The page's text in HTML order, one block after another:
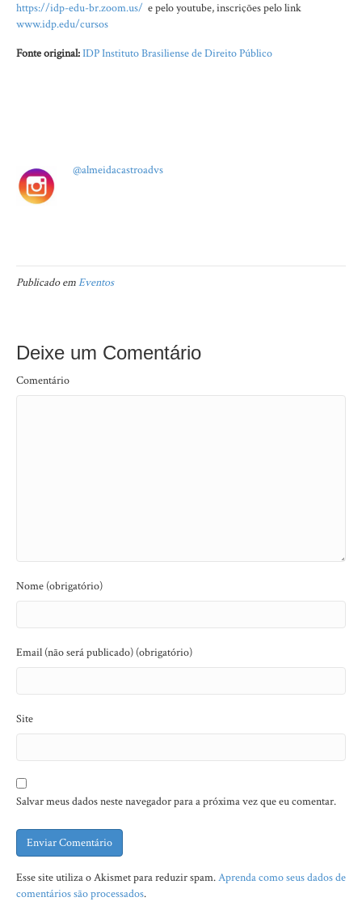
https://idp-edu-br.zoom.us/ e pelo youtube, inscrições pelo link
www.idp.edu/cursos
Fonte original:IDP Instituto Brasiliense de Direito Público
@almeidacastroadvs
Publicado emEventos
Deixe um Comentário
Comentário
Nome (obrigatório)
Email (não será publicado) (obrigatório)
Site
Salvar meus dados neste navegador para a próxima vez que eu comentar.
Esse site utiliza o Akismet para reduzir spam.Aprenda como seus dados de
comentários são processados.